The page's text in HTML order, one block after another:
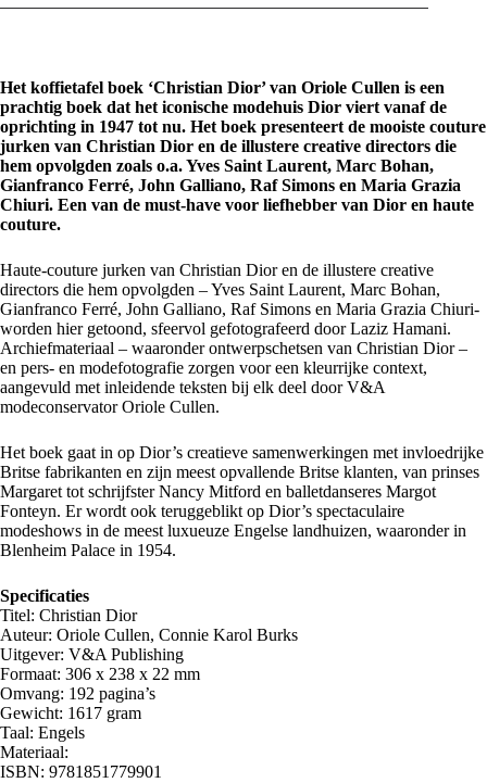
Het koffietafel boek ‘Christian Dior’ van Oriole Cullen is een
prachtig boek dat het iconische modehuis Dior viert vanaf de
oprichting in 1947 tot nu. Het boek presenteert de mooiste couture
jurken van Christian Dior en de illustere creative directors die
hem opvolgden zoals o.a. Yves Saint Laurent, Marc Bohan,
Gianfranco Ferré, John Galliano, Raf Simons en Maria Grazia
Chiuri. Een van de must-have voor liefhebber van Dior en haute
couture.
Haute-couture jurken van Christian Dior en de illustere creative
directors die hem opvolgden – Yves Saint Laurent, Marc Bohan,
Gianfranco Ferré, John Galliano, Raf Simons en Maria Grazia Chiuri-
worden hier getoond, sfeervol gefotografeerd door Laziz Hamani.
Archiefmateriaal – waaronder ontwerpschetsen van Christian Dior –
en pers- en modefotografie zorgen voor een kleurrijke context,
aangevuld met inleidende teksten bij elk deel door V&A
modeconservator Oriole Cullen.
Het boek gaat in op Dior’s creatieve samenwerkingen met invloedrijke
Britse fabrikanten en zijn meest opvallende Britse klanten, van prinses
Margaret tot schrijfster Nancy Mitford en balletdanseres Margot
Fonteyn. Er wordt ook teruggeblikt op Dior’s spectaculaire
modeshows in de meest luxueuze Engelse landhuizen, waaronder in
Blenheim Palace in 1954.
Specificaties
Titel: Christian Dior
Auteur: Oriole Cullen, Connie Karol Burks
Uitgever: V&A Publishing
Formaat: 306 x 238 x 22 mm
Omvang: 192 pagina’s
Gewicht: 1617 gram
Taal: Engels
Materiaal:
ISBN: 9781851779901